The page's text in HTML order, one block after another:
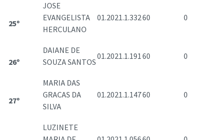
25º
JOSE
EVANGELISTA
HERCULANO
01.2021.1.33260 0
26º
DAIANE DE
SOUZA SANTOS
01.2021.1.19160 0
27º
MARIA DAS
GRACAS DA
SILVA
01.2021.1.14760 0
LUZINETE